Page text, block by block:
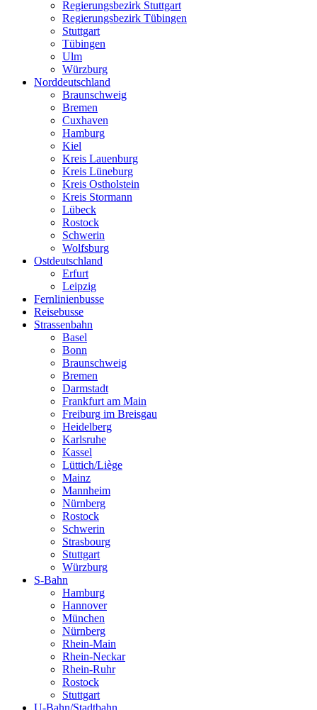
Regierungsbezirk Stuttgart
Regierungsbezirk Tübingen
Stuttgart
Tübingen
Ulm
Würzburg
Norddeutschland
Braunschweig
Bremen
Cuxhaven
Hamburg
Kiel
Kreis Lauenburg
Kreis Lüneburg
Kreis Ostholstein
Kreis Stormann
Lübeck
Rostock
Schwerin
Wolfsburg
Ostdeutschland
Erfurt
Leipzig
Fernlinienbusse
Reisebusse
Strassenbahn
Basel
Bonn
Braunschweig
Bremen
Darmstadt
Frankfurt am Main
Freiburg im Breisgau
Heidelberg
Karlsruhe
Kassel
Lüttich/Liège
Mainz
Mannheim
Nürnberg
Rostock
Schwerin
Strasbourg
Stuttgart
Würzburg
S-Bahn
Hamburg
Hannover
München
Nürnberg
Rhein-Main
Rhein-Neckar
Rhein-Ruhr
Rostock
Stuttgart
U-Bahn/Stadtbahn